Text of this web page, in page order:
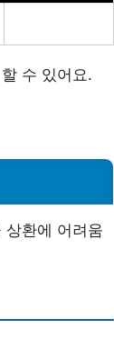
수 있어요.
상환에 어려움